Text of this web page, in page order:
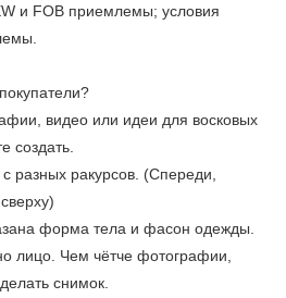
и FOB приемлемы; условия
видео или идеи для восковых
создать.
разных ракурсов. (Спереди,
форма тела и фасон одежды.
лицо. Чем чётче фотографии,
снимок.